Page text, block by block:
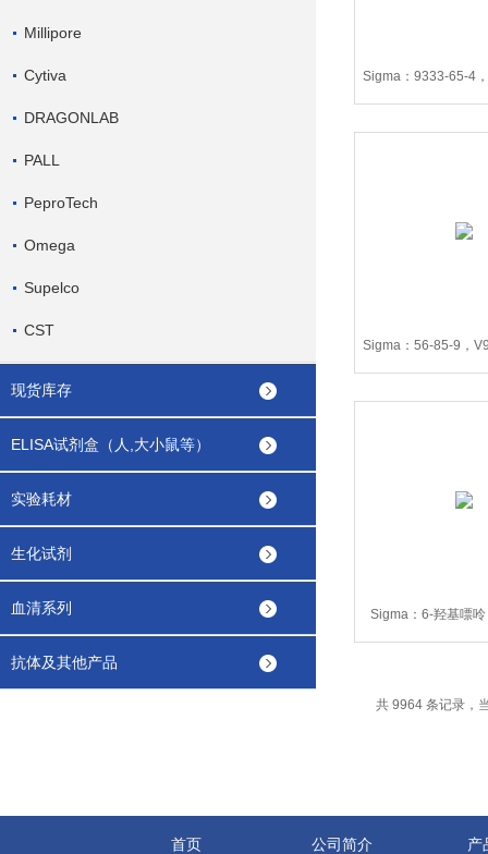
Millipore
Cytiva
DRAGONLAB
PALL
PeproTech
Omega
Supelco
CST
现货库存
ELISA试剂盒（人,大小鼠等）
实验耗材
生化试剂
血清系列
抗体及其他产品
Sigma：9333-65-4
Sigma：56-85-9，
Sigma：6-羟基嘌
V900452-
共 9964 条记录，
首页 公司简介 产